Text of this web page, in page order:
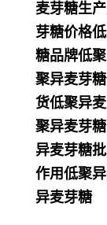
麦芽糖生
芽糖价格
糖品牌低
聚异麦芽
货低聚异
聚异麦芽
异麦芽糖
作用低聚
异麦芽糖